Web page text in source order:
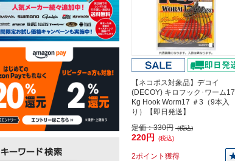
【ネコポス対象品】デコイ
(DECOY) キロフック･ワーム17
Kg Hook Worm17 ＃3（9本入
り）【即日発送】
定価：330円 (税込)
220円 (税込)
2ポイント獲得